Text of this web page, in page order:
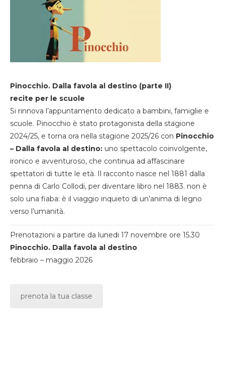
Pinocchio. Dalla favola al destino (parte II)
recite per le scuole
Si rinnova l’appuntamento dedicato a bambini, famiglie e
scuole. Pinocchio è stato protagonista della stagione
2024/25, e torna ora nella stagione 2025/26 con Pinocchio
– Dalla favola al destino: uno spettacolo coinvolgente,
ironico e avventuroso, che continua ad affascinare
spettatori di tutte le età. Il racconto nasce nel 1881 dalla
penna di Carlo Collodi, per diventare libro nel 1883. non è
solo una fiaba: è il viaggio inquieto di un’anima di legno
verso l’umanità.
Prenotazioni a partire da lunedi 17 novembre ore 15.30
Pinocchio. Dalla favola al destino
febbraio – maggio 2026
prenota la tua classe